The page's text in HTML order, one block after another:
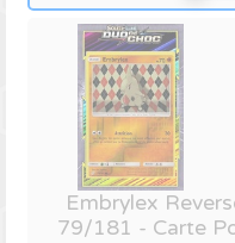
Embrylex
79/181 - Carte